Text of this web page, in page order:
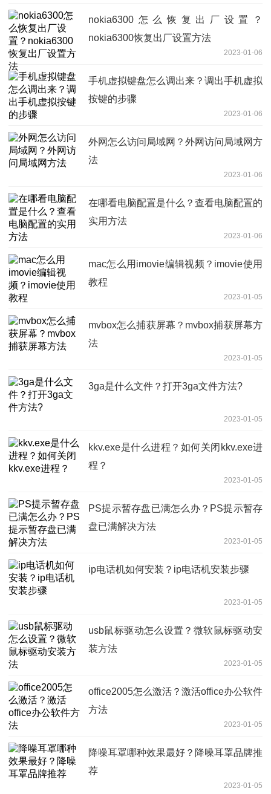
nokia6300怎么恢复出厂设置？
nokia6300恢复出厂设置方法
2023-01-06
手机虚拟键盘怎么调出来？调出手机虚拟
按键的步骤
2023-01-06
外网怎么访问局域网？外网访问局域网方
法
2023-01-06
在哪看电脑配置是什么？查看电脑配置的
实用方法
2023-01-06
mac怎么用imovie编辑视频？imovie使用
教程
2023-01-05
mvbox怎么捕获屏幕？mvbox捕获屏幕方
法
2023-01-05
3ga是什么文件？打开3ga文件方法?
2023-01-05
kkv.exe是什么进程？如何关闭kkv.exe进
程？
2023-01-05
PS提示暂存盘已满怎么办？PS提示暂存
盘已满解决方法
2023-01-05
ip电话机如何安装？ip电话机安装步骤
2023-01-05
usb鼠标驱动怎么设置？微软鼠标驱动安
装方法
2023-01-05
office2005怎么激活？激活office办公软件
方法
2023-01-05
降噪耳罩哪种效果最好？降噪耳罩品牌推
荐
2023-01-05